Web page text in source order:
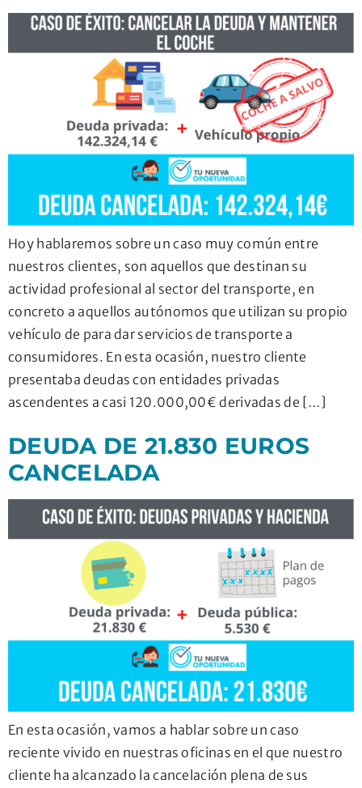
Hoy hablaremos sobre un caso muy común entre
nuestros clientes, son aquellos que destinan su
actividad profesional al sector del transporte, en
concreto a aquellos autónomos que utilizan su propio
vehículo de para dar servicios de transporte a
consumidores. En esta ocasión, nuestro cliente
presentaba deudas con entidades privadas
ascendentes a casi 120.000,00€ derivadas de […]
DEUDA DE 21.830 EUROS
CANCELADA
En esta ocasión, vamos a hablar sobre un caso
reciente vivido en nuestras oficinas en el que nuestro
cliente ha alcanzado la cancelación plena de sus